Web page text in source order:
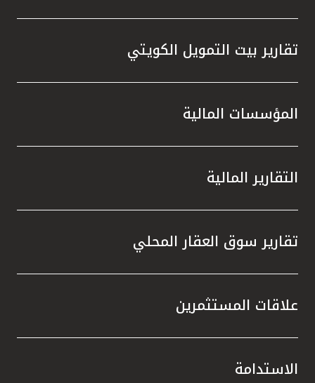
تقارير بيت التمويل الكويتي
المؤسسات المالية
التقارير المالية
تقارير سوق العقار المحلي
علاقات المستثمرين
الاستدامة